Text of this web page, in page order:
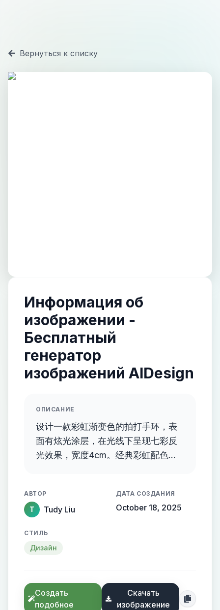
Вернуться к списку
Информация об
изображении -
Бесплатный
генератор
изображений AIDesign
ОПИСАНИЕ
设计一款彩虹渐变色的拍打手环，表
面有炫光涂层，在光线下呈现七彩反
光效果，宽度4cm。经典彩虹配色，
АВТОР
T Tudy Liu
ДАТА СОЗДАНИЯ
October 18, 2025
СТИЛЬ
Дизайн
Создать
подобное
Скачать
изображение